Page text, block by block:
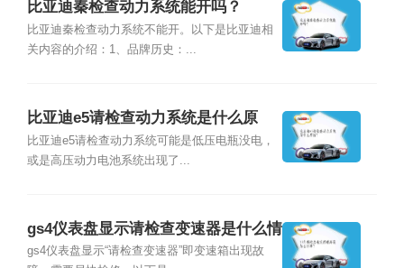
比亚迪秦检查动力系统能开吗？
比亚迪秦检查动力系统不能开。以下是比亚迪相
关内容的介绍：1、品牌历史：...
比亚迪e5请检查动力系统是什么原
因？
比亚迪e5请检查动力系统可能是低压电瓶没电，
或是高压动力电池系统出现了...
gs4仪表盘显示请检查变速器是什么情
况？
gs4仪表盘显示“请检查变速器”即变速箱出现故